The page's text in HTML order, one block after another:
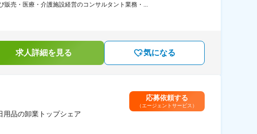
売・医療・介護施設経営のコンサルタント業務・...
求人詳細を見る 気になる
用品の卸業トップシェア
応募依頼する
（エージェントサービス）